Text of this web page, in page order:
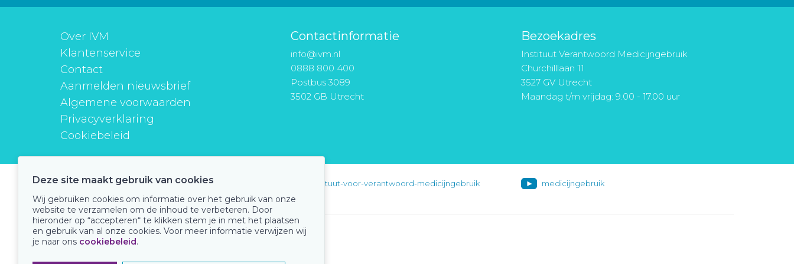
Over IVM
Klantenservice
Contact
Aanmelden nieuwsbrief
Algemene voorwaarden
Privacyverklaring
Cookiebeleid
Contactinformatie
info@ivm.nl
0888 800 400
Postbus 3089
3502 GB Utrecht
Bezoekadres
Instituut Verantwoord Medicijngebruik
Churchilllaan 11
3527 GV Utrecht
Maandag t/m vrijdag: 9.00 - 17.00 uur
instituutverantwoordmedicijngebruik instituut-voor-verantwoord-medicijngebruik medicijngebruik
Onze keurmerken
Deze site maakt gebruik van cookies
Wij gebruiken cookies om informatie over het gebruik van onze
website te verzamelen om de inhoud te verbeteren. Door
hieronder op “accepteren“ te klikken stem je in met het plaatsen
en gebruik van al onze cookies. Voor meer informatie verwijzen wij
je naar ons cookiebeleid.